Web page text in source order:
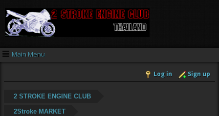
Main Menu
Log in Sign up
2 STROKE ENGINE CLUB
2Stroke MARKET